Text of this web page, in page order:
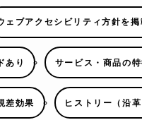
ェブアクセシビリティ方針を掲
あり サービス・商品の特
差効果 ヒストリー（沿